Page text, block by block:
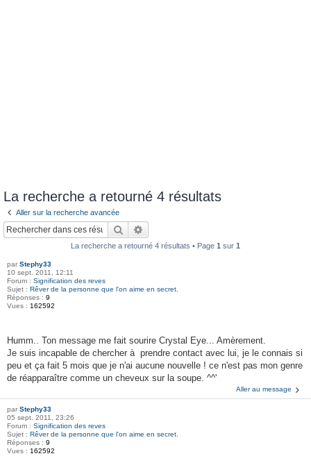
La recherche a retourné 4 résultats
Aller sur la recherche avancée
Rechercher
La recherche a retourné 4 résultats • Page 1 sur 1
par Stephy33
10 sept. 2011, 12:11
Forum : Signification des reves
Sujet : Rêver de la personne que l'on aime en secret.
Réponses : 9
Vues : 162592
Humm.. Ton message me fait sourire Crystal Eye... Amèrement.
Je suis incapable de chercher à prendre contact avec lui, je le connais si
peu et ça fait 5 mois que je n'ai aucune nouvelle ! ce n'est pas mon genre
de réapparaître comme un cheveux sur la soupe. ^^'
Aller au message
par Stephy33
05 sept. 2011, 23:26
Forum : Signification des reves
Sujet : Rêver de la personne que l'on aime en secret.
Réponses : 9
Vues : 162592